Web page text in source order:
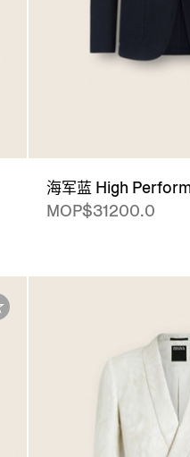
海军蓝 High
MOP$31200.0